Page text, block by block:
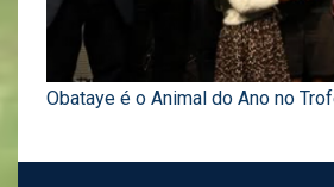
Obataye é o Animal do Ano no